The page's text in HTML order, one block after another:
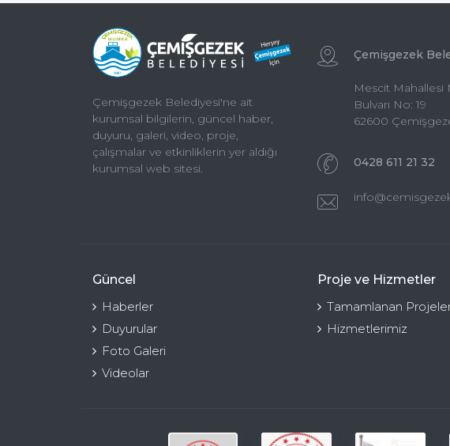
Çemişgezek Belediyesi'ne ait
kurumsal bilgilerin, güncel haber,
duyuru, galeri, video, proje,
çalışmalar ve etkinliklerin yer aldığı
kurumsal web sitesi.
Çemişgezek
Mescit Mahallesi
Bulvarı No: 19
62600
0428 611 21 32
Güncel
Haberler
Duyurular
Foto Galeri
Videolar
Proje ve Hizmetler
Tamamlanan
Hizmetlerimiz